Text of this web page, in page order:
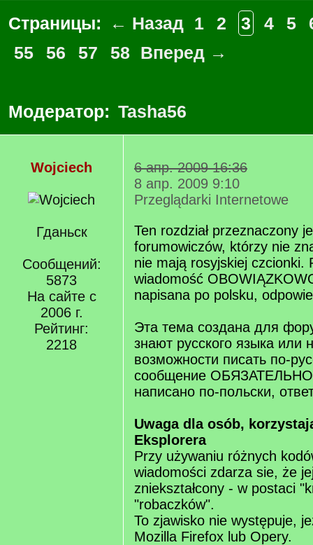
Страницы: ← Назад 1 2 3 4 5
55
56 57 58 Вперед →
Модератор: Tasha56
Wojciech
Гданьск
Сообщений:
5873
На сайте с
2006 г.
Рейтинг:
2218
6 апр. 2009 16:36
8 апр. 2009 9:10
Przeglądarki Internetowe
Ten rozdział przeznaczony
forumowiczów, którzy nie
nie mają rosyjskiej czcionki.
wiadomość
napisana po polsku,
Эта тема создана для
знают русского языка или
возможности писать по-
сообщение ОБЯЗАТЕЛЬНО
написано по-польски,
Uwaga dla osób,
Eksplorera
Przy używaniu różnych
wiadomości zdarza sie, że
zniekształcony - w postaci
"robaczków".
To zjawisko nie występuje,
Mozilla Firefox lub Opery.